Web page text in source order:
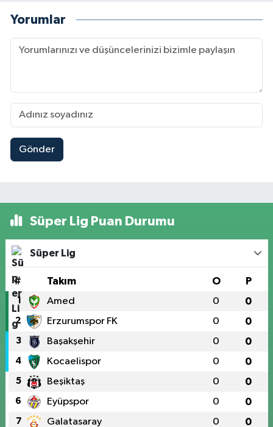
Yorumlar
Gönder
Süper Lig Puan Durumu
Süper Lig
# Takım O P
1 Amed 0 0
2 Erzurumspor FK 0 0
3 Başakşehir 0 0
4 Kocaelispor 0 0
5 Beşiktaş 0 0
6 Eyüpspor 0 0
7 Galatasaray 0 0